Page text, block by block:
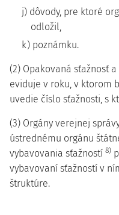
j) dôvody, pre ktoré
odložil,
k) poznámku.
(2) Opakovaná sťažnosť
eviduje v roku, v ktorom
uvedie číslo sťažnosti, s
(3) Orgány verejnej
ústrednému orgánu
vybavovania sťažností 8)
vybavovaní sťažností v
štruktúre.